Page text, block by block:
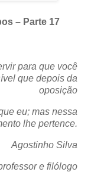
– Parte 17
para que você
que depois da
oposição
eu; mas nessa
lhe pertence.
Agostinho Silva
e filólogo